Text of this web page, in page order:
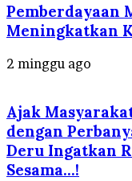
Pemberdayaan
Meningkatkan
2 minggu ago
Ajak
dengan
Deru Ingatkan
Sesama…!